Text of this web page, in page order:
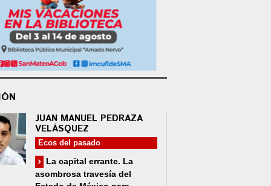
JUAN MANUEL PEDRAZA
VELÁSQUEZ
Ecos del pasado
La capital errante. La
asombrosa travesía del